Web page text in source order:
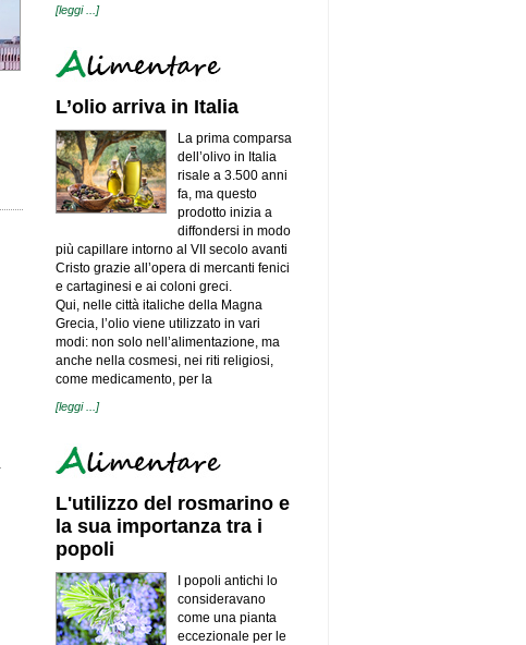
[leggi ...]
L’olio arriva in Italia
La prima comparsa
dell’olivo in Italia
risale a 3.500 anni
fa, ma questo
prodotto inizia a
diffondersi in modo
più capillare intorno al VII secolo avanti
Cristo grazie all’opera di mercanti fenici
e cartaginesi e ai coloni greci.
Qui, nelle città italiche della Magna
Grecia, l’olio viene utilizzato in vari
modi: non solo nell’alimentazione, ma
anche nella cosmesi, nei riti religiosi,
come medicamento, per la
[leggi ...]
L'utilizzo del rosmarino e
la sua importanza tra i
popoli
I popoli antichi lo
consideravano
come una pianta
eccezionale per le